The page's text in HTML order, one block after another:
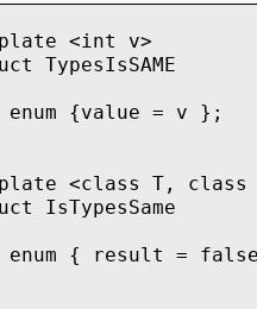
<<
<<
s;
<<
<<
<int v>
TypesIsSAME
{value = v };
<class T, class
IsTypesSame
{ result =